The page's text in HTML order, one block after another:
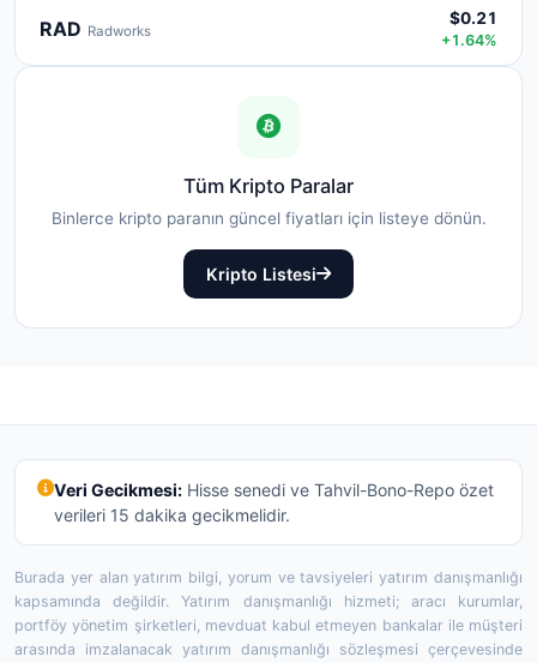
RAD Radworks
$0.21
+1.64%
Tüm Kripto Paralar
Binlerce kripto paranın güncel fiyatları için listeye dönün.
Kripto Listesi
Veri Gecikmesi:Hisse senedi ve Tahvil-Bono-Repo özet
verileri 15 dakika gecikmelidir.
Burada yer alan yatırım bilgi, yorum ve tavsiyeleri yatırım danışmanlığı
kapsamında değildir. Yatırım danışmanlığı hizmeti; aracı kurumlar,
portföy yönetim şirketleri, mevduat kabul etmeyen bankalar ile müşteri
arasında imzalanacak yatırım danışmanlığı sözleşmesi çerçevesinde